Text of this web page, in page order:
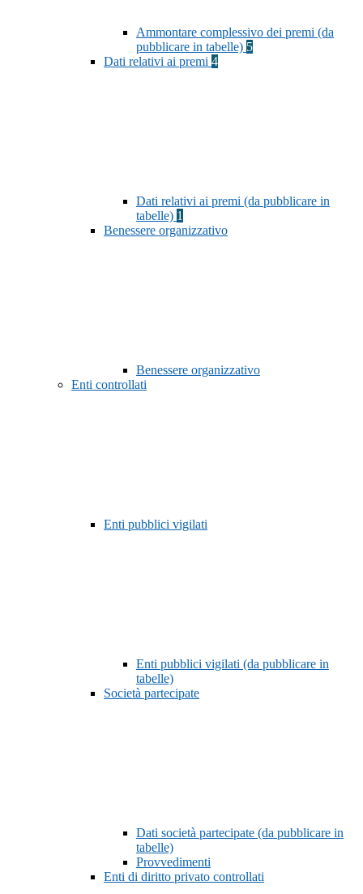
Ammontare complessivo dei premi (da
pubblicare in tabelle) 5
Dati relativi ai premi 4
Dati relativi ai premi (da pubblicare in
tabelle) 1
Benessere organizzativo
Benessere organizzativo
Enti controllati
Enti pubblici vigilati
Enti pubblici vigilati (da pubblicare in
tabelle)
Società partecipate
Dati società partecipate (da pubblicare in
tabelle)
Provvedimenti
Enti di diritto privato controllati